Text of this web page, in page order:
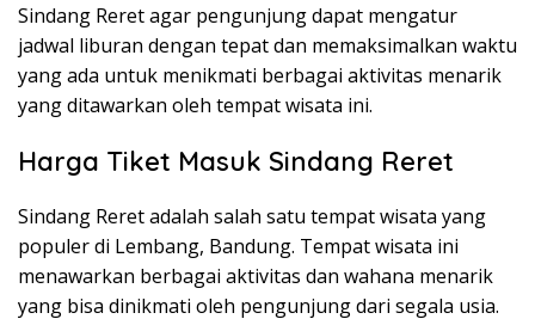
Sindang Reret agar pengunjung dapat mengatur
jadwal liburan dengan tepat dan memaksimalkan waktu
yang ada untuk menikmati berbagai aktivitas menarik
yang ditawarkan oleh tempat wisata ini.
Harga Tiket Masuk Sindang Reret
Sindang Reret adalah salah satu tempat wisata yang
populer di Lembang, Bandung. Tempat wisata ini
menawarkan berbagai aktivitas dan wahana menarik
yang bisa dinikmati oleh pengunjung dari segala usia.